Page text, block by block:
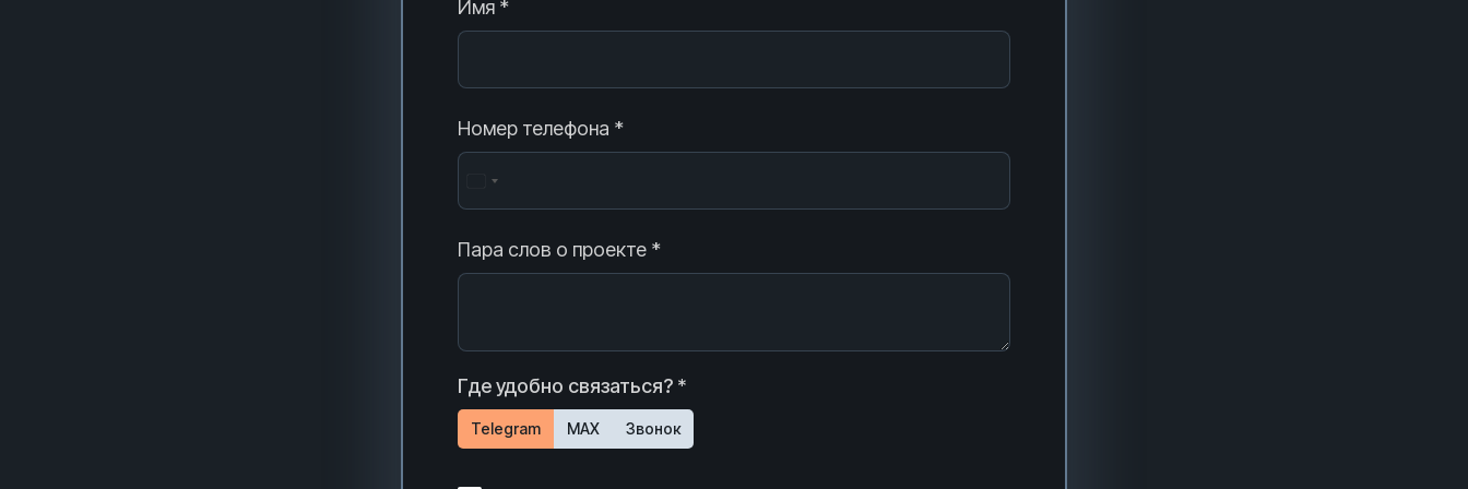
Имя *
Номер телефона *
Пара слов о проекте *
Где удобно связаться? *
Telegram MAX Звонок